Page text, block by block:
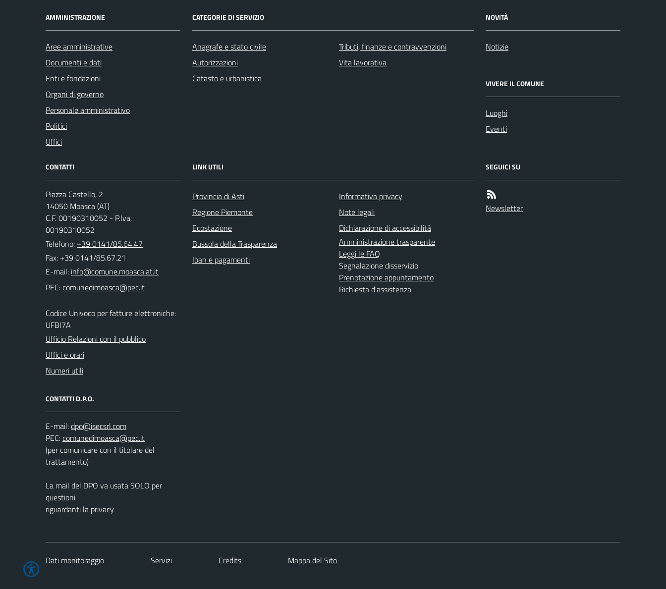
AMMINISTRAZIONE
Aree amministrative
Documenti e dati
Enti e fondazioni
Organi di governo
Personale amministrativo
Politici
Uffici
CATEGORIE DI SERVIZIO
Anagrafe e stato civile
Autorizzazioni
Catasto e urbanistica
Tributi, finanze e contravvenzioni
Vita lavorativa
NOVITÀ
Notizie
VIVERE IL COMUNE
Luoghi
Eventi
CONTATTI
Piazza Castello, 2
14050 Moasca (AT)
C.F. 00190310052 - P.Iva:
00190310052
Telefono: +39 0141/85.64.47
Fax: +39 0141/85.67.21
E-mail:
PEC:
Codice Univoco per fatture elettroniche:
UFBI7A
Ufficio Relazioni con il pubblico
Uffici e orari
Numeri utili
CONTATTI D.P.O.
E-mail:
PEC:
(per comunicare con il titolare del
trattamento)
La mail del DPO va usata SOLO per
questioni
riguardanti la privacy
LINK UTILI
Provincia di Asti
Regione Piemonte
Ecostazione
Bussola della Trasparenza
Iban e pagamenti
Informativa privacy
Note legali
Dichiarazione di accessibilità
Amministrazione trasparente
Leggi le FAQ
Segnalazione disservizio
Prenotazione appuntamento
Richiesta d'assistenza
SEGUICI SU
Newsletter
Dati monitoraggio Servizi Credits Mappa del Sito